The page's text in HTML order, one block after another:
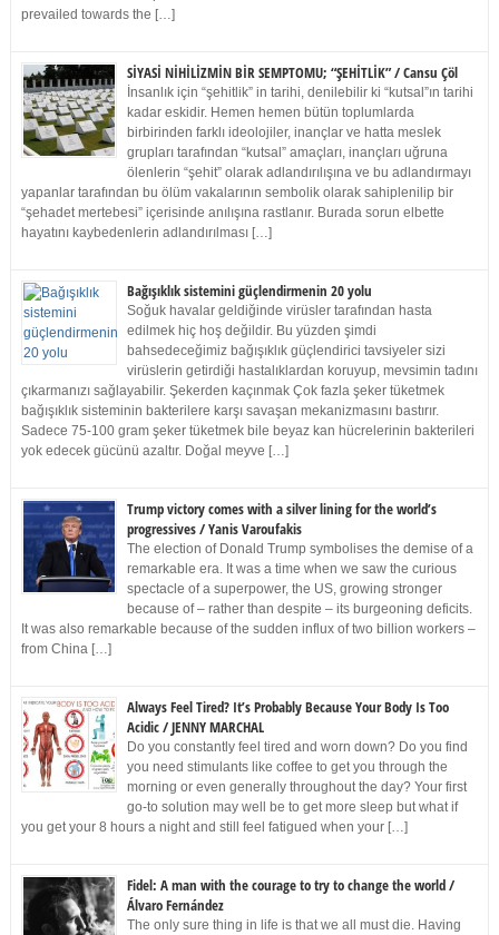
prevailed towards the […]
SİYASİ NİHİLİZMİN BİR SEMPTOMU; “ŞEHİTLİK” / Cansu Çöl
İnsanlık için “şehitlik” in tarihi, denilebilir ki “kutsal”ın tarihi
kadar eskidir. Hemen hemen bütün toplumlarda
birbirinden farklı ideolojiler, inançlar ve hatta meslek
grupları tarafından “kutsal” amaçları, inançları uğruna
ölenlerin “şehit” olarak adlandırılışına ve bu adlandırmayı
yapanlar tarafından bu ölüm vakalarının sembolik olarak sahiplenilip bir
“şehadet mertebesi” içerisinde anılışına rastlanır. Burada sorun elbette
hayatını kaybedenlerin adlandırılması […]
Bağışıklık sistemini güçlendirmenin 20 yolu
Soğuk havalar geldiğinde virüsler tarafından hasta
edilmek hiç hoş değildir. Bu yüzden şimdi
bahsedeceğimiz bağışıklık güçlendirici tavsiyeler sizi
virüslerin getirdiği hastalıklardan koruyup, mevsimin tadını
çıkarmanızı sağlayabilir. Şekerden kaçınmak Çok fazla şeker tüketmek
bağışıklık sisteminin bakterilere karşı savaşan mekanizmasını bastırır.
Sadece 75-100 gram şeker tüketmek bile beyaz kan hücrelerinin bakterileri
yok edecek gücünü azaltır. Doğal meyve […]
Trump victory comes with a silver lining for the world’s
progressives / Yanis Varoufakis
The election of Donald Trump symbolises the demise of a
remarkable era. It was a time when we saw the curious
spectacle of a superpower, the US, growing stronger
because of – rather than despite – its burgeoning deficits.
It was also remarkable because of the sudden influx of two billion workers –
from China […]
Always Feel Tired? It’s Probably Because Your Body Is Too
Acidic / JENNY MARCHAL
Do you constantly feel tired and worn down? Do you find
you need stimulants like coffee to get you through the
morning or even generally throughout the day? Your first
go-to solution may well be to get more sleep but what if
you get your 8 hours a night and still feel fatigued when your […]
Fidel: A man with the courage to try to change the world /
Álvaro Fernández
The only sure thing in life is that we all must die. Having